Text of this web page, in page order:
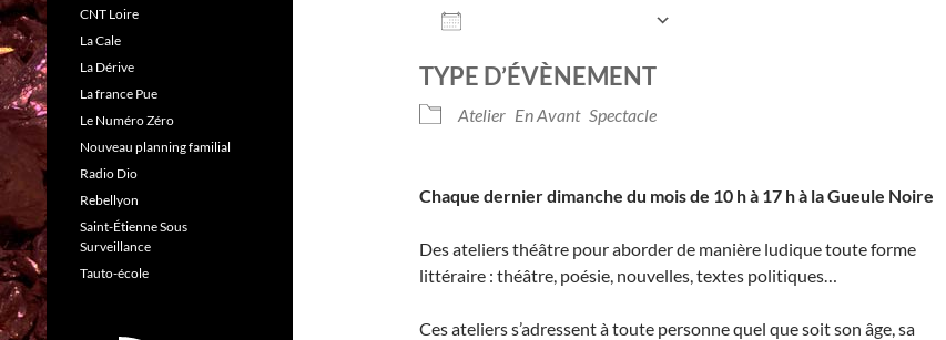
TYPE D’ÉVÈNEMENT
Atelier En Avant Spectacle
Chaque dernier dimanche du mois de 10 h à 17 h à la Gueule Noire
Des ateliers théâtre pour aborder de manière ludique toute forme
littéraire : théâtre, poésie, nouvelles, textes politiques…
Ces ateliers s’adressent à toute personne quel que soit son âge, sa
CNT Loire
La Cale
La Dérive
La france Pue
Le Numéro Zéro
Nouveau planning familial
Radio Dio
Rebellyon
Saint-Étienne Sous
Surveillance
Tauto-école